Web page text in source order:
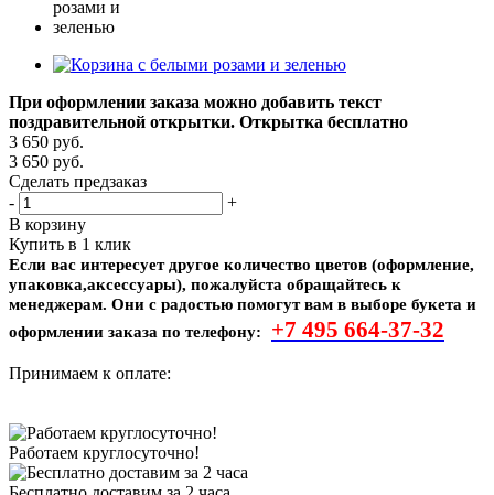
При оформлении заказа можно добавить текст
поздравительной открытки. Открытка бесплатно
3 650 руб.
3 650 руб.
Сделать предзаказ
-
+
В корзину
Купить в 1 клик
Если вас интересует другое количество цветов (оформление,
упаковка,аксессуары), пожалуйста обращайтесь к
менеджерам. Они с радостью помогут вам в выборе букета и
оформлении заказа по телефону:
+7 495 664-37-32
Принимаем к оплате:
Работаем круглосуточно!